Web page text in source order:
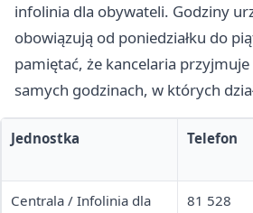
infolinia dla obywateli. Godziny
obowiązują od poniedziałku do
pamiętać, że kancelaria
samych godzinach, w których
Jednostka Telefon
Centrala / Infolinia dla
81 528